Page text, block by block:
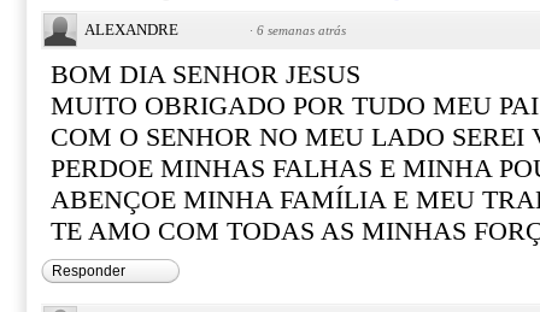
ALEXANDRE · 6 semanas atrás
BOM DIA SENHOR JESUS
MUITO OBRIGADO POR TUDO MEU PAI
COM O SENHOR NO MEU LADO SEREI
PERDOE MINHAS FALHAS E MINHA
ABENÇOE MINHA FAMÍLIA E MEU
TE AMO COM TODAS AS MINHAS
Responder